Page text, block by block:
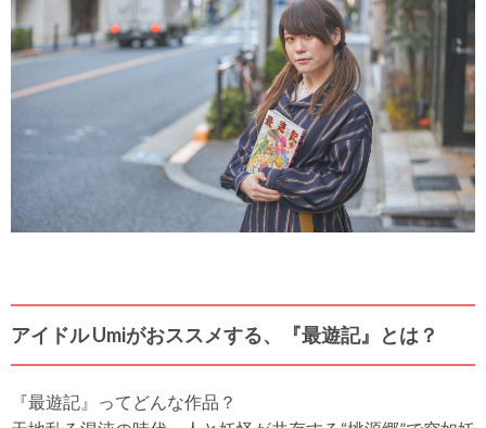
アイドル Umiがおススメする、『最遊記』とは？
『最遊記』ってどんな作品？